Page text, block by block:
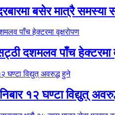
बसेर मात्रै समस्या
दशमलव पाँच हेक्टरमा
१२ घण्टा विद्युत्